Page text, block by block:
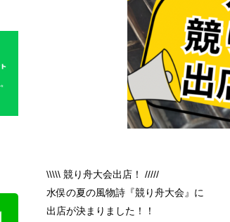
\\\\\ 競り舟大会出店！ /////
水俣の夏の風物詩『競り舟大会』に
出店が決まりました！！